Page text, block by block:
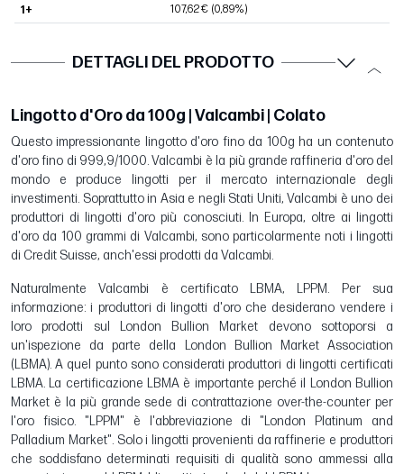
1+ 107,62 € (0,89%)
DETTAGLI DEL PRODOTTO
Lingotto d'Oro da 100g | Valcambi | Colato
Questo impressionante lingotto d'oro fino da 100g ha un contenuto
d'oro fino di 999,9/1000. Valcambi è la più grande raffineria d'oro del
mondo e produce lingotti per il mercato internazionale degli
investimenti. Soprattutto in Asia e negli Stati Uniti, Valcambi è uno dei
produttori di lingotti d'oro più conosciuti. In Europa, oltre ai lingotti
d'oro da 100 grammi di Valcambi, sono particolarmente noti i lingotti
di Credit Suisse, anch'essi prodotti da Valcambi.
Naturalmente Valcambi è certificato LBMA, LPPM. Per sua
informazione: i produttori di lingotti d'oro che desiderano vendere i
loro prodotti sul London Bullion Market devono sottoporsi a
un'ispezione da parte della London Bullion Market Association
(LBMA). A quel punto sono considerati produttori di lingotti certificati
LBMA. La certificazione LBMA è importante perché il London Bullion
Market è la più grande sede di contrattazione over-the-counter per
l'oro fisico. "LPPM" è l'abbreviazione di "London Platinum and
Palladium Market". Solo i lingotti provenienti da raffinerie e produttori
che soddisfano determinati requisiti di qualità sono ammessi alla